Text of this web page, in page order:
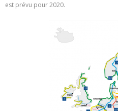
est prévu pour 2020.